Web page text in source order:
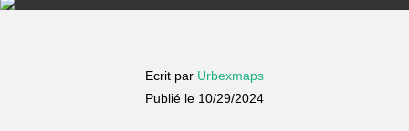
Ecrit par Urbexmaps
Publié le 10/29/2024